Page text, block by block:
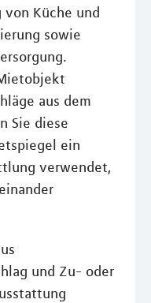
von Küche und
sowie
aus dem
Sie diese
ein
verwendet,
und Zu- oder